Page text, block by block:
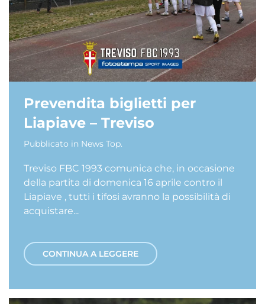
Prevendita biglietti per
Liapiave – Treviso
Pubblicato in News Top.
Treviso FBC 1993 comunica che, in occasione
della partita di domenica 16 aprile contro il
Liapiave , tutti i tifosi avranno la possibilità di
acquistare...
CONTINUA A LEGGERE